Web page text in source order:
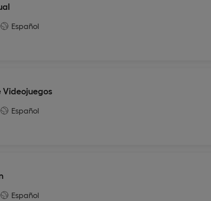
Español
Videojuegos
Español
Español